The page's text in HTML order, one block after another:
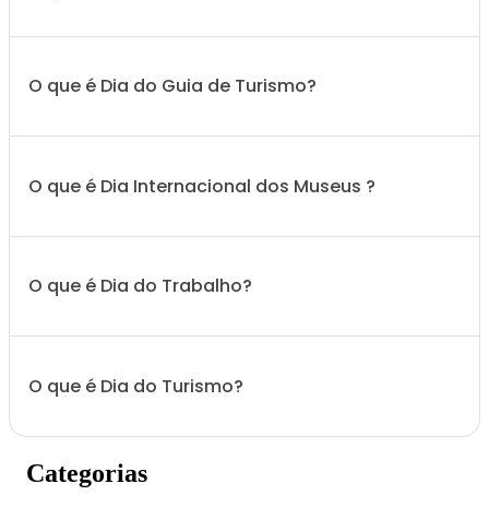
O que é Dia do Guia de Turismo?
O que é Dia Internacional dos Museus ?
O que é Dia do Trabalho?
O que é Dia do Turismo?
Categorias